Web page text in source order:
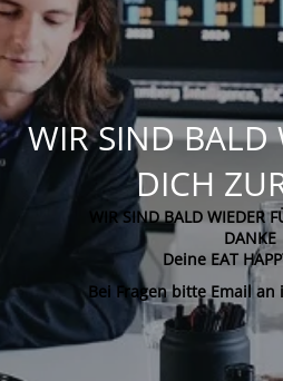
WIR SIND BALD
DICH
WIR SIND BALD WIEDER
DANKE
Deine EAT
Bei Fragen bitte Email an